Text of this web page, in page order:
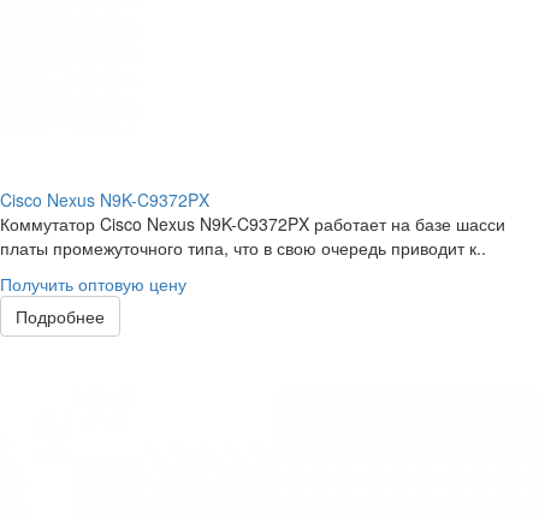
Cisco Nexus N9K-C9372PX
Коммутатор Cisco Nexus N9K-C9372PX работает на базе шасси
платы промежуточного типа, что в свою очередь приводит к..
Получить оптовую цену
Подробнее